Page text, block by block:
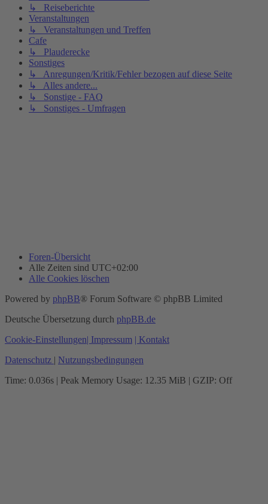
↳ Reiseberichte
Veranstaltungen
↳ Veranstaltungen und Treffen
Cafe
↳ Plauderecke
Sonstiges
↳ Anregungen/Kritik/Fehler bezogen auf diese Seite
↳ Alles andere...
↳ Sonstige - FAQ
↳ Sonstiges - Umfragen
Foren-Übersicht
Alle Zeiten sind UTC+02:00
Alle Cookies löschen
Powered by phpBB® Forum Software © phpBB Limited
Deutsche Übersetzung durch phpBB.de
Cookie-Einstellungen| Impressum | Kontakt
Datenschutz | Nutzungsbedingungen
Time: 0.036s | Peak Memory Usage: 12.35 MiB | GZIP: Off